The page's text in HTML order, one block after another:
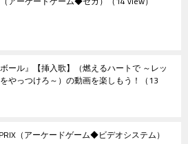
ボール』【挿入歌】（燃えるハートで ～レッ
やっつけろ～）の動画を楽しもう！ （13
（アーケードゲーム◆ビデオシステム）